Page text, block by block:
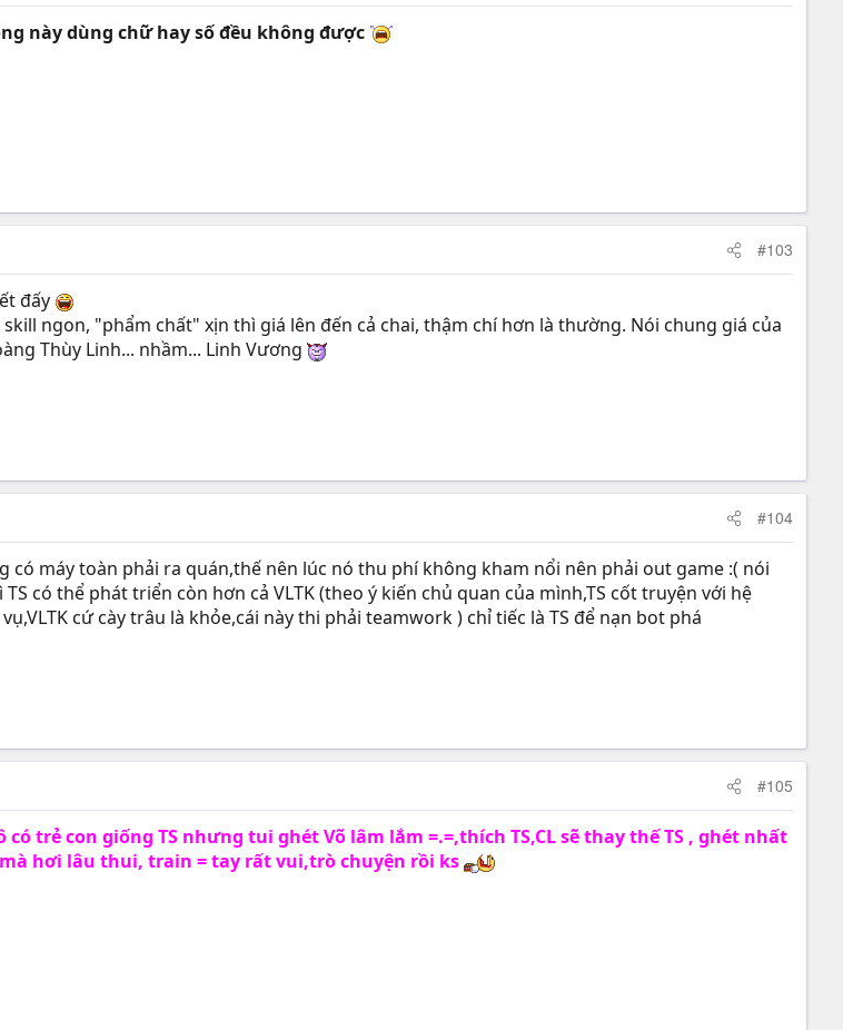
này dùng chữ hay số đều không được
#103
đấy
ngon, "phẩm chất" xịn thì giá lên đến cả chai, thậm chí hơn là thường. Nói chung giá của
Thùy Linh... nhầm... Linh Vương
#104
có máy toàn phải ra quán,thế nên lúc nó thu phí không kham nổi nên phải out game :( nói
có thể phát triển còn hơn cả VLTK (theo ý kiến chủ quan của mình,TS cốt truyện với hệ
cứ cày trâu là khỏe,cái này thi phải teamwork ) chỉ tiếc là TS để nạn bot phá
#105
trẻ con giống TS nhưng tui ghét Võ lâm lắm =.=,thích TS,CL sẽ thay thế TS , ghét nhất
hơi lâu thui, train = tay rất vui,trò chuyện rồi ks